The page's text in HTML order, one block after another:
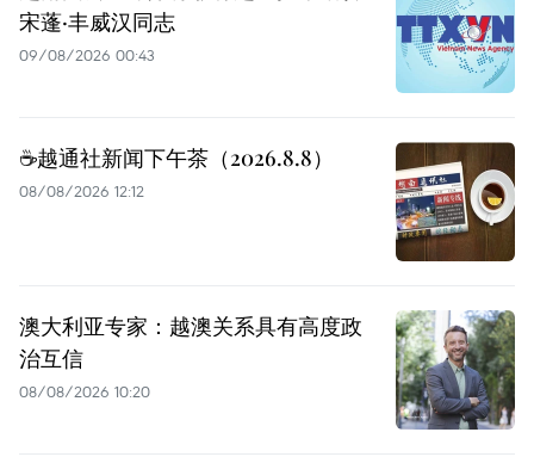
宋蓬·丰威汉同志
09/08/2026 00:43
☕️越通社新闻下午茶（2026.8.8）
08/08/2026 12:12
澳大利亚专家：越澳关系具有高度政
治互信
08/08/2026 10:20